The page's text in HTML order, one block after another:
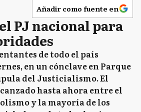
Añadir como fuente en
PJ nacional para
de todo el país
en un cónclave en Parque
del Justicialismo. El
hasta ahora entre el
y la mayoría de los